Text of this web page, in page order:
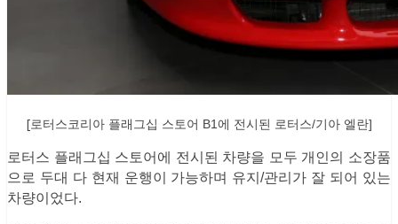
[로터스코리아 플래그십 스토어 B1에 전시된 로터스/기아 엘란]
로터스 플래그십 스토어에 전시된 차량을 모두 개인의 소장품
으로 두대 다 현재 운행이 가능하며 유지/관리가 잘 되어 있는
차량이었다.